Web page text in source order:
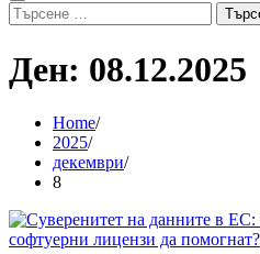
Търсене
за:
Ден: 08.12.2025
Home
2025
декември
8